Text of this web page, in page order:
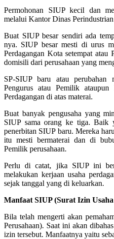
Permohonan SIUP kecil dan
melalui Kantor Dinas
Buat SIUP besar sendiri ada
nya. SIUP besar mesti di urus
Perdagangan Kota setempat atau
domisili dari perusahaan yang
SP-SIUP baru atau perubahan
Pengurus atau Pemilik ataupun
Perdagangan di atas materai.
Buat banyak pengusaha yang
SIUP sama orang ke tiga. Baik
penerbitan SIUP baru. Mereka
itu mesti bermaterai dan di
Pemilik perusahaan.
Perlu di catat, jika SIUP ini
melakukan kerjaan usaha
sejak tanggal yang di keluarkan.
Manfaat SIUP (Surat Izin
Bila telah mengerti akan
Perusahaan). Saat ini akan
izin tersebut. Manfaatnya yaitu